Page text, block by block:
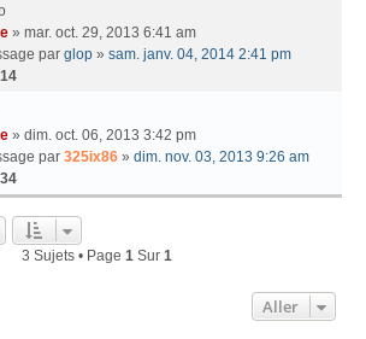
» mar. oct. 29, 2013 6:41 am
par glop » sam. janv. 04, 2014 2:41 pm
14
» dim. oct. 06, 2013 3:42 pm
par 325ix86 » dim. nov. 03, 2013 9:26 am
34
3 Sujets • Page 1Sur 1
Aller